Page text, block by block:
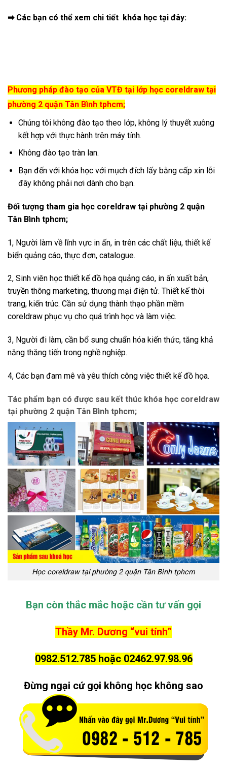
➡ Các bạn có thể xem chi tiết khóa học tại đây:
Phương pháp đào tạo của VTĐ tại lớp học coreldraw tại
phường 2 quận Tân Bình tphcm;
Chúng tôi không đào tạo theo lớp, không lý thuyết xuông
kết hợp với thực hành trên máy tính.
Không đào tạo tràn lan.
Bạn đến với khóa học với mụch đích lấy bằng cấp xin lỗi
đây không phải nơi dành cho bạn.
Đối tượng tham gia học coreldraw tại phường 2 quận
Tân Bình tphcm;
1, Người làm về lĩnh vực in ấn, in trên các chất liệu, thiết kế
biển quảng cáo, thực đơn, catalogue.
2, Sinh viên học thiết kế đồ họa quảng cáo, in ấn xuất bản,
truyền thông marketing, thương mại điện tử. Thiết kế thời
trang, kiến trúc. Cần sử dụng thành thạo phần mềm
coreldraw phục vụ cho quá trình học và làm việc.
3, Người đi làm, cần bổ sung chuẩn hóa kiến thức, tăng khả
năng thăng tiến trong nghề nghiệp.
4, Các bạn đam mê và yêu thích công việc thiết kế đồ họa.
Tác phẩm bạn có được sau kết thúc khóa học coreldraw
tại phường 2 quận Tân Bình tphcm;
Học coreldraw tại phường 2 quận Tân Bình tphcm
Bạn còn thắc mắc hoặc cần tư vấn gọi
Thầy Mr. Dương “vui tính”
0982.512.785 hoặc 02462.97.98.96
Đừng ngại cứ gọi không học không sao